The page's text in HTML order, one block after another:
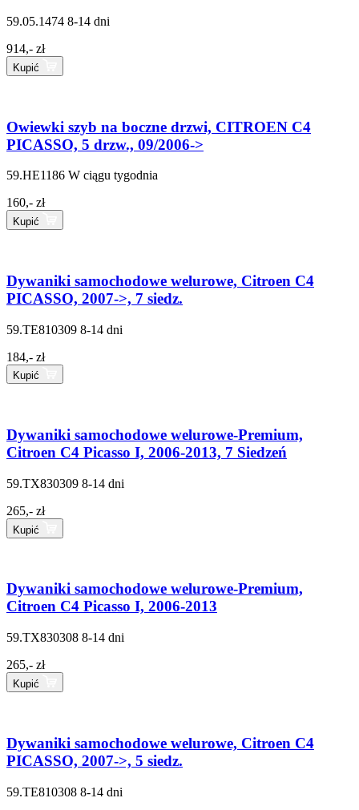
59.05.1474 8-14 dni
914,- zł
Kupić
Owiewki szyb na boczne drzwi, CITROEN C4
PICASSO, 5 drzw., 09/2006->
59.HE1186 W ciągu tygodnia
160,- zł
Kupić
Dywaniki samochodowe welurowe, Citroen C4
PICASSO, 2007->, 7 siedz.
59.TE810309 8-14 dni
184,- zł
Kupić
Dywaniki samochodowe welurowe-Premium,
Citroen C4 Picasso I, 2006-2013, 7 Siedzeń
59.TX830309 8-14 dni
265,- zł
Kupić
Dywaniki samochodowe welurowe-Premium,
Citroen C4 Picasso I, 2006-2013
59.TX830308 8-14 dni
265,- zł
Kupić
Dywaniki samochodowe welurowe, Citroen C4
PICASSO, 2007->, 5 siedz.
59.TE810308 8-14 dni